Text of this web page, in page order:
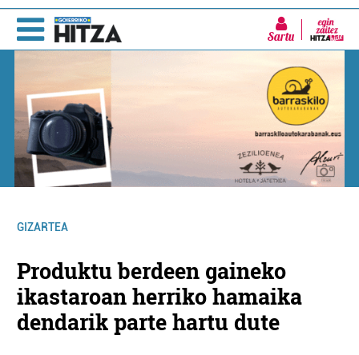
Sartu
GIZARTEA
Produktu berdeen gaineko
ikastaroan herriko hamaika
dendarik parte hartu dute